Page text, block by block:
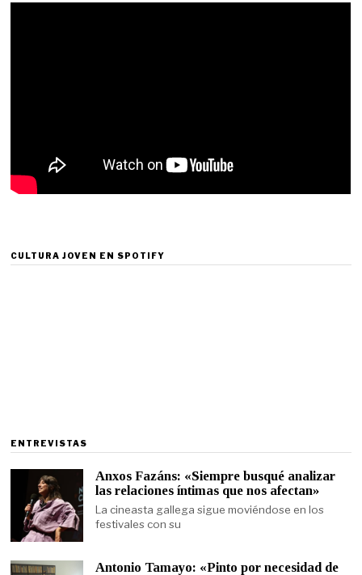
CULTURA JOVEN EN SPOTIFY
ENTREVISTAS
Anxos Fazáns: «Siempre busqué analizar
las relaciones íntimas que nos afectan»
La cineasta gallega sigue moviéndose en los
festivales con su
Antonio Tamayo: «Pinto por necesidad de